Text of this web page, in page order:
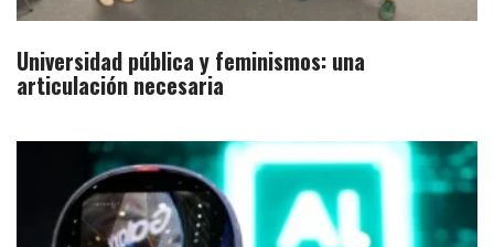
Universidad pública y feminismos: una
articulación necesaria